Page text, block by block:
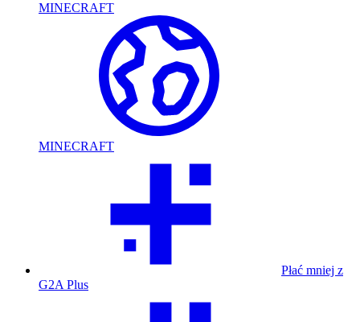
MINECRAFT
MINECRAFT
Płać mniej z
G2A Plus